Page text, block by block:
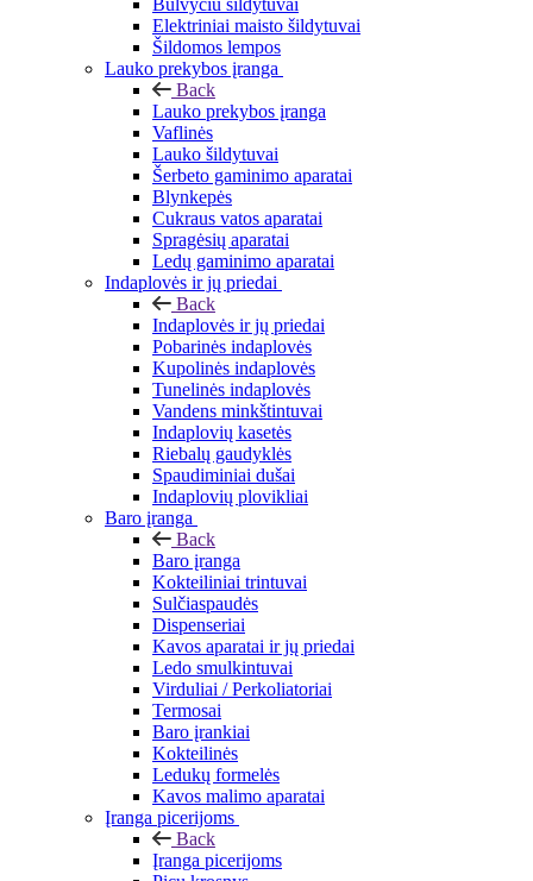
Bulvyčiu šildytuvai
Elektriniai maisto šildytuvai
Šildomos lempos
Lauko prekybos įranga
Back
Lauko prekybos įranga
Vaflinės
Lauko šildytuvai
Šerbeto gaminimo aparatai
Blynkepės
Cukraus vatos aparatai
Spragėsių aparatai
Ledų gaminimo aparatai
Indaplovės ir jų priedai
Back
Indaplovės ir jų priedai
Pobarinės indaplovės
Kupolinės indaplovės
Tunelinės indaplovės
Vandens minkštintuvai
Indaplovių kasetės
Riebalų gaudyklės
Spaudiminiai dušai
Indaplovių plovikliai
Baro įranga
Back
Baro įranga
Kokteiliniai trintuvai
Sulčiaspaudės
Dispenseriai
Kavos aparatai ir jų priedai
Ledo smulkintuvai
Virduliai / Perkoliatoriai
Termosai
Baro įrankiai
Kokteilinės
Ledukų formelės
Kavos malimo aparatai
Įranga picerijoms
Back
Įranga picerijoms